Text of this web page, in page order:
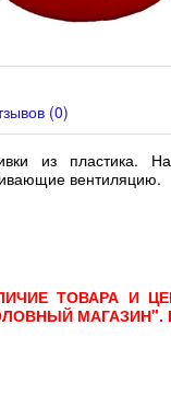
(0)
из пластика.
вентиляцию.
ТОВАРА И
МАГАЗИН".